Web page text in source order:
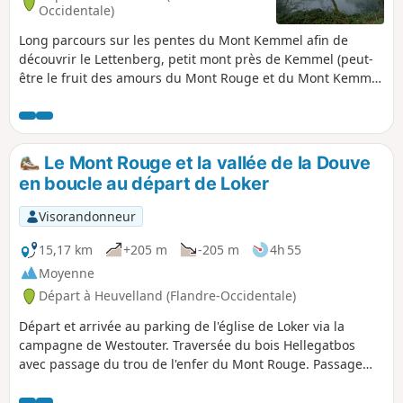
Occidentale)
Long parcours sur les pentes du Mont Kemmel afin de
découvrir le Lettenberg, petit mont près de Kemmel (peut-
être le fruit des amours du Mont Rouge et du Mont Kemmel
mais emprunte des secteurs souvent très humides. Et
comme toujours dans ce secteur le dénivelé est assez
important. Randonnée à éviter au début août, période du
Festival de Dranouter.
Le Mont Rouge et la vallée de la Douve
en boucle au départ de Loker
Visorandonneur
15,17 km
+205 m -205 m
4h 55
Moyenne
Départ à Heuvelland (Flandre-Occidentale)
Départ et arrivée au parking de l'église de Loker via la
campagne de Westouter. Traversée du bois Hellegatbos
avec passage du trou de l'enfer du Mont Rouge. Passage